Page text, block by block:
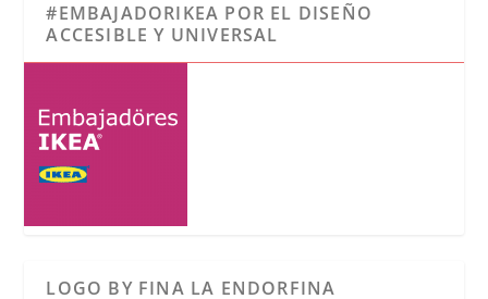
#EMBAJADORIKEA POR EL DISEÑO
ACCESIBLE Y UNIVERSAL
LOGO BY FINA LA ENDORFINA